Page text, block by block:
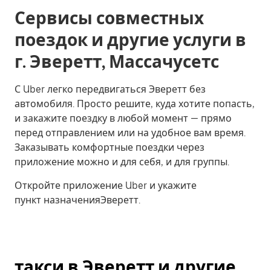
Сервисы совместных
поездок и другие услуги в
г. Эверетт, Массачусетс
С Uber легко передвигаться Эверетт без
автомобиля. Просто решите, куда хотите попасть,
и закажите поездку в любой момент — прямо
перед отправлением или на удобное вам время.
Заказывать комфортные поездки через
приложение можно и для себя, и для группы.
Откройте приложение Uber и укажите
пункт назначенияЭверетт.